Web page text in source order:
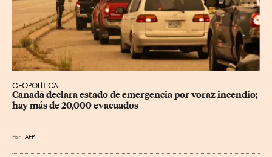
GEOPOLÍTICA
Canadá declara estado de emergencia por voraz incendio;
hay más de 20,000 evacuados
Por AFP